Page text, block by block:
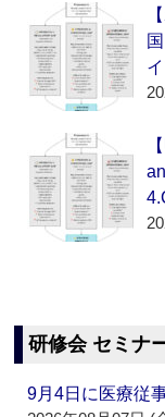
研修会 セミナ
9月4日に医療従